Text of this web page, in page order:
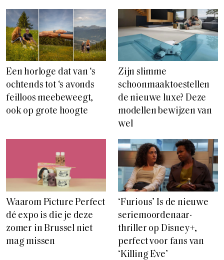
Een horloge dat van ‘s
ochtends tot ‘s avonds
feilloos meebeweegt,
ook op grote hoogte
Zijn slimme
schoonmaaktoestellen
de nieuwe luxe? Deze
modellen bewijzen van
wel
Waarom Picture Perfect
dé expo is die je deze
zomer in Brussel niet
mag missen
‘Furious’ Is de nieuwe
seriemoordenaar-
thriller op Disney+,
perfect voor fans van
‘Killing Eve’